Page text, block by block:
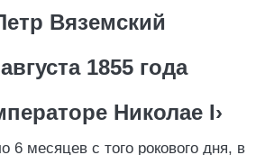
Вяземский
1855 года
Николае I›
6 месяцев с того рокового дня, в